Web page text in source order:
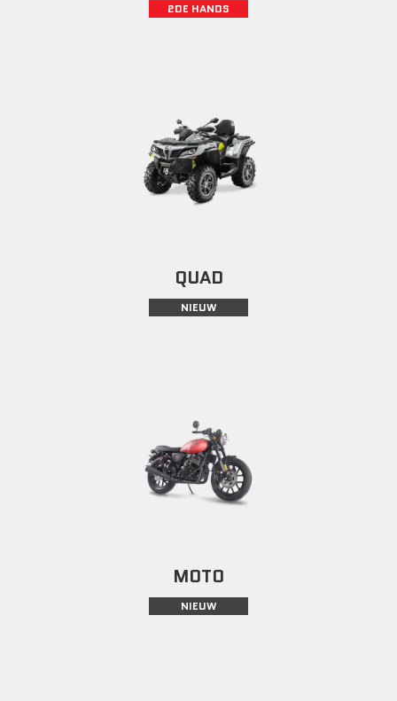
2DE HANDS
QUAD
NIEUW
MOTO
NIEUW